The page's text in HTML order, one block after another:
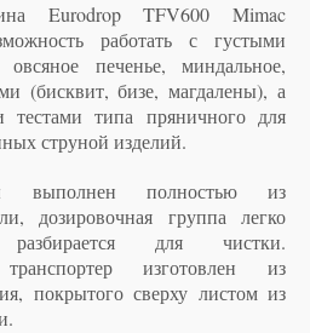
Eurodrop TFV600 Mimac
работать с густыми
овсяное печенье, миндальное,
(бисквит, бизе, магдалены), а
тестами типа пряничного для
струной изделий.
выполнен полностью из
дозировочная группа легко
для чистки.
изготовлен из
покрытого сверху листом из